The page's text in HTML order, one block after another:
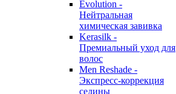
Evolution -
Нейтральная
химическая завивка
Kerasilk -
Премиальный уход для
волос
Men Reshade -
Экспресс-коррекция
седины